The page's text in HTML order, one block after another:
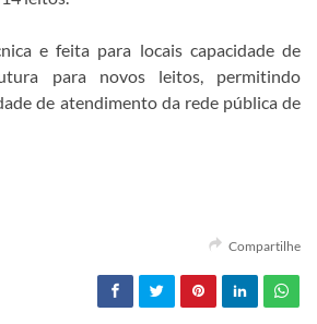
e feita para locais capacidade de
para novos leitos, permitindo
de atendimento da rede pública de
Compartilhe